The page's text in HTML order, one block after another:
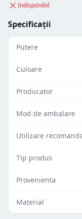
Indisponibil
Specificații
Putere
Culoare
Producator
Mod de ambalare
Utilizare
Tip produs
Provenienta
Material